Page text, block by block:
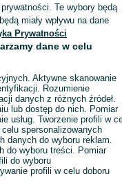
Wyświetlenia:
Wyślij wiadomość
Te wybory będą
miały wpływu na dane
Prywatności
dane w celu
Aktywne skanowanie
Rozumienie
danych z różnych źródeł.
lub dostęp do nich. Pomiar
usług. Tworzenie profili w
spersonalizowanych
danych do wyboru reklam.
do wyboru treści. Pomiar
do wyboru
profili w celu doboru